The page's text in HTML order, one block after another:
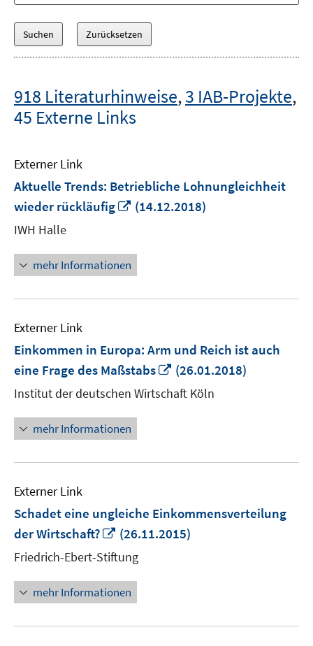
918 Literaturhinweise,3 IAB-Projekte,
45 Externe Links
Externer Link
Aktuelle Trends: Betriebliche Lohnungleichheit
wieder rückläufig
In
öffnen
(14.12.2018)
IWH Halle
mehr Informationen
Externer Link
Einkommen in Europa: Arm und Reich ist auch
eine Frage des Maßstabs
In
neuem
Fenster
(26.01.2018)
Institut der deutschen Wirtschaft Köln
mehr Informationen
Externer Link
Schadet eine ungleiche Einkommensverteilung
der Wirtschaft?
In
Fenster
öffnen
(26.11.2015)
Friedrich-Ebert-Stiftung
mehr Informationen